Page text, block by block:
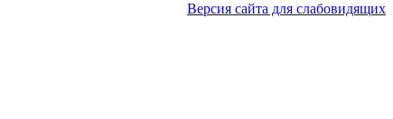
Версия сайта для слабовидящих